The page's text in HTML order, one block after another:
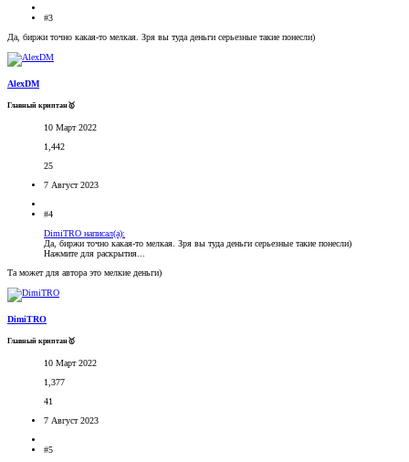
#3
Да, биржи точно какая-то мелкая. Зря вы туда деньги серьезные такие понесли)
AlexDM
Главный криптан🥇
10 Март 2022
1,442
25
7 Август 2023
#4
DimiTRO написал(а):
Да, биржи точно какая-то мелкая. Зря вы туда деньги серьезные такие понесли)
Нажмите для раскрытия...
Та может для автора это мелкие деньги)
DimiTRO
Главный криптан🥇
10 Март 2022
1,377
41
7 Август 2023
#5